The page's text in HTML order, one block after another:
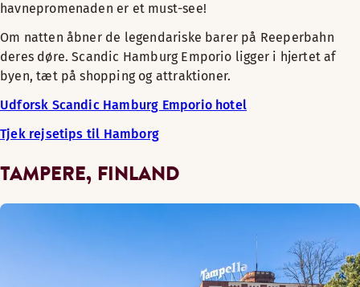
havnepromenaden er et must-see!
Om natten åbner de legendariske barer på Reeperbahn
deres døre. Scandic Hamburg Emporio ligger i hjertet af
byen, tæt på shopping og attraktioner.
Udforsk Scandic Hamburg Emporio hotel
Tjek rejsetips til Hamborg
TAMPERE, FINLAND